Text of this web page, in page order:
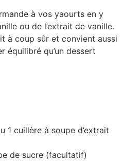
à vos yaourts en y
ou de l’extrait de vanille.
à coup sûr et convient aussi
équilibré qu’un dessert
1 cuillère à soupe d’extrait
de sucre (facultatif)